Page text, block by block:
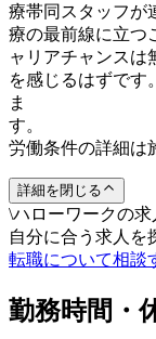
療帯同スタッフ
療の最前線に立つ
ャリアチャンス
を感じるはずで
ま
労働条件の詳細は
詳細を閉じる
\ハローワークの
自分に合う求人を
転職について相談
勤務時間・